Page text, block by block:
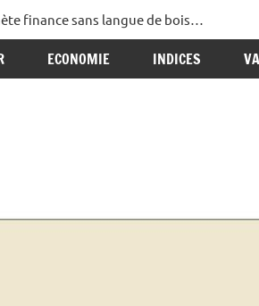
finance sans langue de bois…
ECONOMIE INDICES